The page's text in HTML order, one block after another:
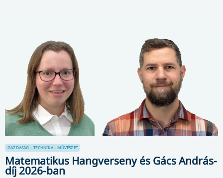
GAZDASÁG – TECHNIKA – MŰVÉSZET
Matematikus Hangverseny és Gács András-
díj 2026-ban